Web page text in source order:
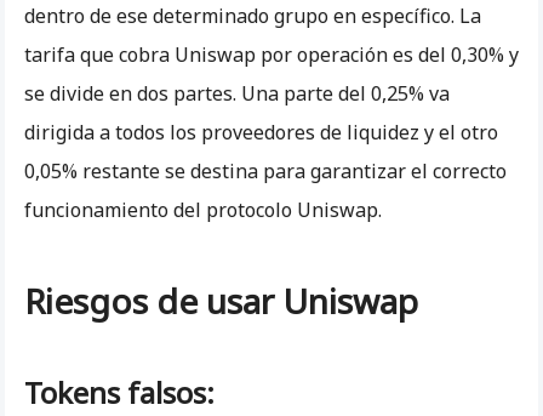
dentro de ese determinado grupo en específico. La
tarifa que cobra Uniswap por operación es del 0,30% y
se divide en dos partes. Una parte del 0,25% va
dirigida a todos los proveedores de liquidez y el otro
0,05% restante se destina para garantizar el correcto
funcionamiento del protocolo Uniswap.
Riesgos de usar Uniswap
Tokens falsos: